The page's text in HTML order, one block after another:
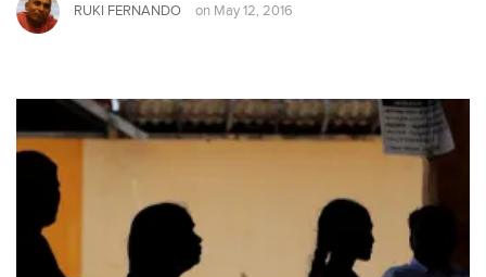
RUKI FERNANDO on May 12, 2016